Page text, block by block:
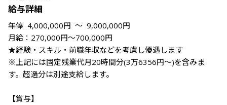
給与詳細
年俸 4,000,000円 ～ 9,000,000円
月給：270,000円～700,000円
★経験・スキル・前職年収などを考慮し優遇します
※上記には固定残業代月20時間分(3万6356円～)を含みま
す。超過分は別途支給します。
【賞与】